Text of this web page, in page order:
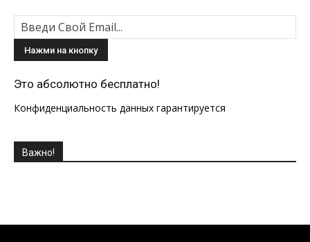
Это абсолютно бесплатно!
Конфиденциальность данных гарантируется
Важно!